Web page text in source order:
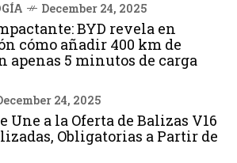
December 24, 2025
BYD revela en
cómo añadir 400 km de
apenas 5 minutos de carga
24, 2025
Une a la Oferta de Balizas V16
Obligatorias a Partir de